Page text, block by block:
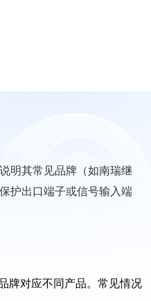
明其常见品牌（如南瑞继
护出口端子或信号输入端
牌对应不同产品。常见情况